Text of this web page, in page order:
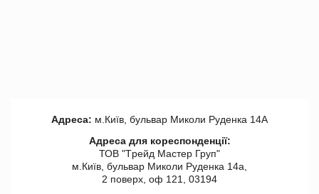
Адреса: м.Київ, бульвар Миколи Руденка 14А
Адреса для кореспонденції:
ТОВ "Tрейд Мастер Груп"
м.Київ, бульвар Миколи Руденка 14а,
2 поверх, оф 121, 03194